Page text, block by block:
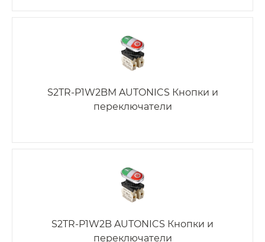
S2TR-P1W2BM AUTONICS Кнопки и
переключатели
S2TR-P1W2B AUTONICS Кнопки и
переключатели